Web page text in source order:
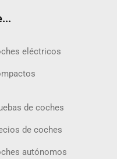
eléctricos
de coches
de coches
autónomos